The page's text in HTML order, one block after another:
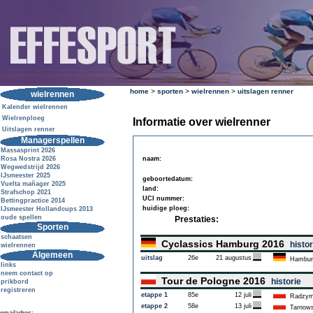
wielrennen
Kalender wielrennen
Wielrenploeg
Uitslagen renner
Managerspellen
Massasprint 2026
Rosa Nostra 2026
Wegwedstrijd 2026
IJsmeester 2025
Vuelta mañager 2025
Strafschop 2021
Bettingpractice 2014
IJsmeester Hollandcups 2013
oude spellen
Sporten
schaatsen
wielrennen
Algemeen
links
neem contact op
prikbord
registreren
home > sporten > wielrennen > uitslagen renner
Informatie over wielrenner
naam:
geboortedatum:
land:
UCI nummer:
huidige ploeg:
Prestaties:
Cyclassics Hamburg 2016
uitslag 26e 21 augustus
Tour de Pologne 2016 historie
etappe 1 85e 12 juli
etappe 2
58e 13 juli